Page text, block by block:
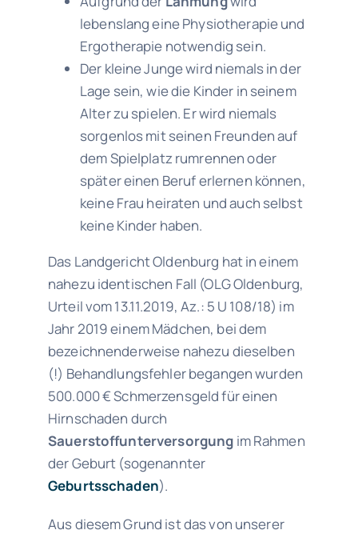
lebenslang eine Physiotherapie und
Ergotherapie notwendig sein.
Der kleine Junge wird niemals in der
Lage sein, wie die Kinder in seinem
Alter zu spielen. Er wird niemals
sorgenlos mit seinen Freunden auf
dem Spielplatz rumrennen oder
später einen Beruf erlernen können,
keine Frau heiraten und auch selbst
keine Kinder haben.
Das Landgericht Oldenburg hat in einem
nahezu identischen Fall (OLG Oldenburg,
Urteil vom 13.11.2019, Az.: 5 U 108/18) im
Jahr 2019 einem Mädchen, bei dem
bezeichnenderweise nahezu dieselben
(!) Behandlungsfehler begangen wurden
500.000 € Schmerzensgeld für einen
Hirnschaden durch
Sauerstoffunterversorgung im Rahmen
der Geburt (sogenannter
Geburtsschaden).
Aus diesem Grund ist das von unserer